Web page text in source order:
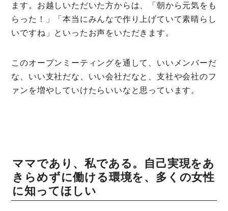
ます。お越しいただいた方からは、「朝から元気をも
らった！」「本当にみんなで作り上げていて素晴らし
いですね」といったお声をいただきます。
このオープンミーティングを通して、いいメンバーだ
な、いい支社だな、いい会社だなと、支社や会社のフ
ァンを増やしていけたらいいなと思っています。
ママであり、私である。自己実現をあ
きらめずに働ける環境を、多くの女性
に知ってほしい